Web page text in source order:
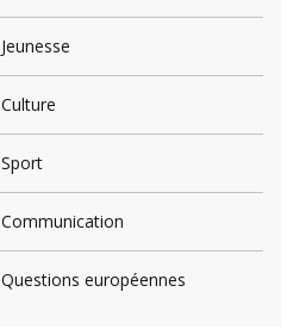
Jeunesse
Culture
Sport
Communication
Questions européennes